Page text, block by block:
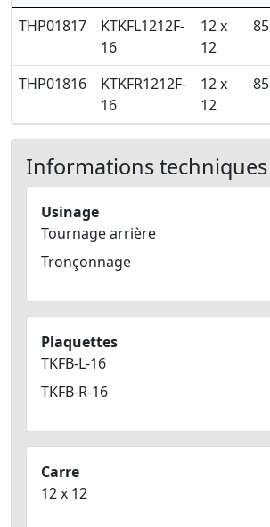
THP01817
KTKFL1212F-
16
12 x
12
85
THP01816
KTKFR1212F-
16
12 x
12
85
Informations techniques
Usinage
Tournage arrière
Tronçonnage
Plaquettes
TKFB-L-16
TKFB-R-16
Carre
12 x 12